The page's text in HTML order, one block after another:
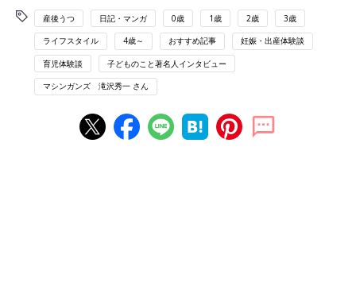
産後うつ 日記・マンガ 0歳 1歳 2歳 3歳
ライフスタイル 4歳～ おすすめ記事 妊娠・出産体験談
育児体験談 子どものこと著名人インタビュー
マシンガンズ 滝沢秀一 さん